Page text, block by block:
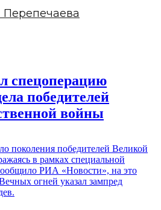
спецоперацию
победителей
войны
поколения победителей Великой
в рамках специальной
РИА «Новости», на это
огней указал зампред